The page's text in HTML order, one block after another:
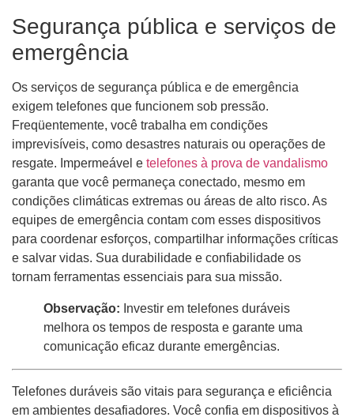
Segurança pública e serviços de
emergência
Os serviços de segurança pública e de emergência
exigem telefones que funcionem sob pressão.
Freqüentemente, você trabalha em condições
imprevisíveis, como desastres naturais ou operações de
resgate. Impermeável e telefones à prova de vandalismo
garanta que você permaneça conectado, mesmo em
condições climáticas extremas ou áreas de alto risco. As
equipes de emergência contam com esses dispositivos
para coordenar esforços, compartilhar informações críticas
e salvar vidas. Sua durabilidade e confiabilidade os
tornam ferramentas essenciais para sua missão.
Observação: Investir em telefones duráveis ​​
melhora os tempos de resposta e garante uma
comunicação eficaz durante emergências.
Telefones duráveis ​​são vitais para segurança e eficiência
em ambientes desafiadores. Você confia em dispositivos à